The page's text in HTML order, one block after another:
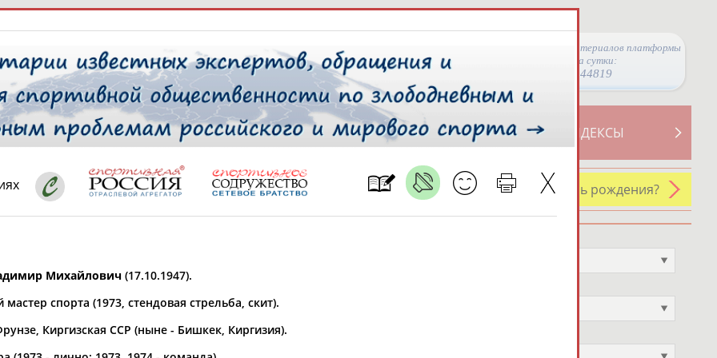
Просмотры материалов платформы
за сутки:
44819
СВОДНЫЕ ИНДЕКСЫ
ТАБЛО АКТИВНОСТИ
РЕСУРСНАЯ ПЛОЩАДКА
У кого сегодня день рождения?
регион*
проживания
Михайлович (17.10.1947).
спорта (1973, стендовая стрельба, скит).
Киргизская ССР (ныне - Бишкек, Киргизия).